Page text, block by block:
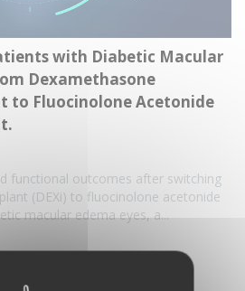
with Diabetic Macular
Dexamethasone
to Fluocinolone Acetonide
functional outcomes after switching
(DEXi) to fluocinolone acetonide
macular edema eyes, a...